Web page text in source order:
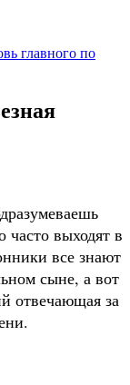
главного по
часто выходят в
все знают
сыне, а вот
отвечающая за